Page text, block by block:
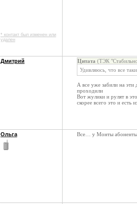
* контакт был изменен или
удален
Дмитрий Цитата (ТЭК
Удивляюсь, что все
А все уже забили на
проходили
Вот жулики и рулят в
скорее всего это и есть
Ольга Все… у Монты